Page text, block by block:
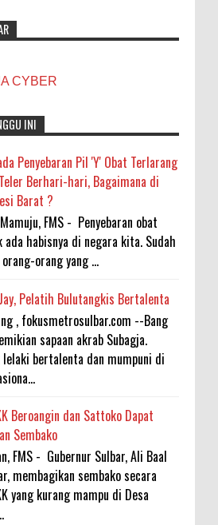
CYBER
INI
Penyebaran Pil 'Y' Obat Terlarang
Berhari-hari, Bagaimana di
Barat ?
FMS - Penyebaran obat
habisnya di negara kita. Sudah
orang yang ...
Pelatih Bulutangkis Bertalenta
, fokusmetrosulbar.com --Bang
sapaan akrab Subagja.
lelaki bertalenta dan mumpuni di
Beroangin dan Sattoko Dapat
Sembako
FMS - Gubernur Sulbar, Ali Baal
membagikan sembako secara
yang kurang mampu di Desa